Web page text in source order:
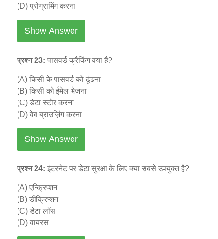
(D) प्रोग्रामिंग करना
Show Answer
प्रश्न 23: पासवर्ड क्रैकिंग क्या है?
(A) किसी के पासवर्ड को ढूंढना
(B) किसी को ईमेल भेजना
(C) डेटा स्टोर करना
(D) वेब ब्राउज़िंग करना
Show Answer
प्रश्न 24: इंटरनेट पर डेटा सुरक्षा के लिए क्या सबसे उपयुक्त है?
(A) एन्क्रिप्शन
(B) डीक्रिप्शन
(C) डेटा लॉस
(D) वायरस